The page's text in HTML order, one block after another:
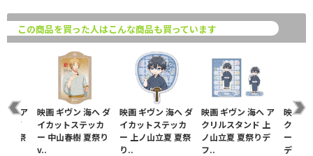
この商品を買った人はこんな商品も買っています
映画 ギヴン 海へ ダ
イカットステッカ
ー 上ノ山立夏 夏祭
り..
映画 ギヴン 海へ ア
クリルスタンド 上
ノ山立夏 夏祭りデ
フ..
映画
クリル
ー 佐
デ..
へ ア
ルダ
夏祭
映画 ギヴン 海へ ダ
イカットステッカ
ー 中山春樹 夏祭り
v..